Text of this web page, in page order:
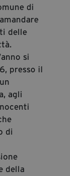
di
delle
si
presso il
agli
di
della